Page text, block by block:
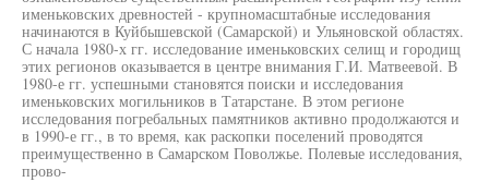
именьковских древностей - крупномасштабные исследования
начинаются в Куйбышевской (Самарской) и Ульяновской областях.
С начала 1980-х гг. исследование именьковских селищ и городищ
этих регионов оказывается в центре внимания Г.И. Матвеевой. В
1980-е гг. успешными становятся поиски и исследования
именьковских могильников в Татарстане. В этом регионе
исследования погребальных памятников активно продолжаются и
в 1990-е гг., в то время, как раскопки поселений проводятся
преимущественно в Самарском Поволжье. Полевые исследования,
прово-